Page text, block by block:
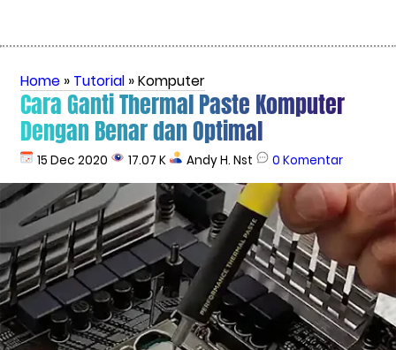
Home» Tutorial» Komputer
Cara Ganti Thermal Paste Komputer
Dengan Benar dan Optimal
15 Dec 2020 17.07 K Andy H. Nst 0 Komentar